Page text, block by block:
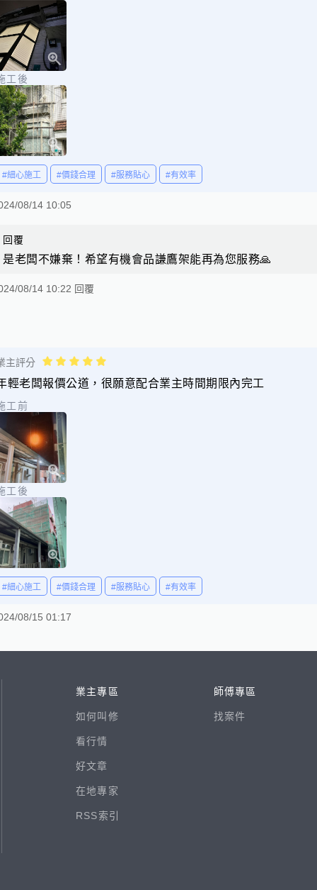
工後
#細心施工 #價錢合理 #服務貼心 #有效率
08/14 10:05
回覆
是老闆不嫌棄！希望有機會品謙鷹架能再為您服務🙏
08/14 10:22 回覆
主評分
輕老闆報價公道，很願意配合業主時間期限內完工
工前
工後
#細心施工 #價錢合理 #服務貼心 #有效率
08/15 01:17
業主專區
如何叫修
看行情
好文章
在地專家
RSS索引
師傅專區
找案件